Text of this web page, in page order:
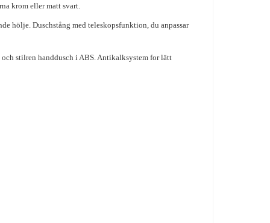
krom eller matt svart.
hölje. Duschstång med teleskopsfunktion, du anpassar
stilren handdusch i ABS. Antikalksystem for lätt